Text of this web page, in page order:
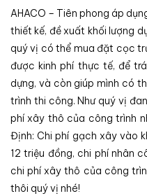
AHACO – Tiên phong áp
thiết kế, đề xuất khối lượng
quý vị có thể mua đặt cọc
được kinh phí thực tế, để
dựng, và còn giúp mình có
trình thi công. Như quý vị
phí xây thô của công trình
Định: Chi phí gạch xây vào
12 triệu đồng, chi phí nhân
chi phí xây thô của công
thôi quý vị nhé!